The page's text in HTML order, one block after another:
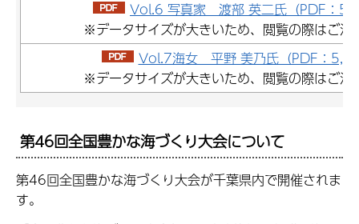
Vol.6 写真家 渡部 英二氏（PDF：
※データサイズが大きいため、閲覧の際はご注
Vol.7海女 平野 美乃氏（PDF：
※データサイズが大きいため、閲覧の際はご注
第46回全国豊かな海づくり大会について
第46回全国豊かな海づくり大会が千葉県内で開催されま
す。